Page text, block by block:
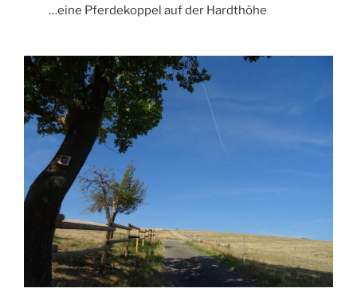
…eine Pferdekoppel auf der Hardthöhe